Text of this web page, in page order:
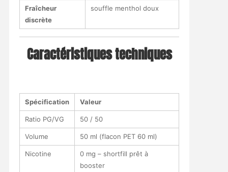
Fraîcheur
discrète
souffle menthol doux
Caractéristiques techniques
Spécification Valeur
Ratio PG/VG 50 / 50
Volume 50 ml (flacon PET 60 ml)
Nicotine
0 mg – shortfill prêt à
booster